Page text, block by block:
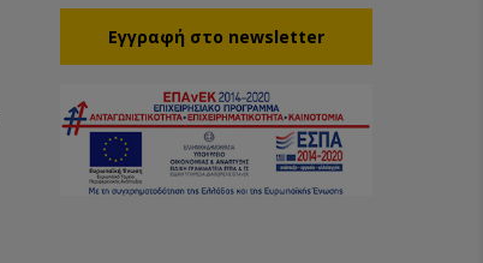
Eγγραφή στο newsletter